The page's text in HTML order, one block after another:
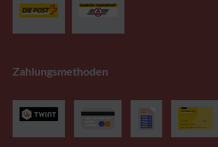
Zahlungsmethoden